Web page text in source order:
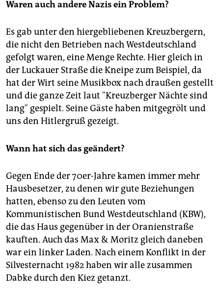
Waren auch andere Nazis ein Problem?
Es gab unter den hiergebliebenen Kreuzbergern,
die nicht den Betrieben nach Westdeutschland
gefolgt waren, eine Menge Rechte. Hier gleich in
der Luckauer Straße die Kneipe zum Beispiel, da
hat der Wirt seine Musikbox nach draußen gestellt
und die ganze Zeit laut "Kreuzberger Nächte sind
lang" gespielt. Seine Gäste haben mitgegrölt und
uns den Hitlergruß gezeigt.
Wann hat sich das geändert?
Gegen Ende der 70er-Jahre kamen immer mehr
Hausbesetzer, zu denen wir gute Beziehungen
hatten, ebenso zu den Leuten vom
Kommunistischen Bund Westdeutschland (KBW),
die das Haus gegenüber in der Oranienstraße
kauften. Auch das Max & Moritz gleich daneben
war ein linker Laden. Nach einem Konflikt in der
Silvesternacht 1982 haben wir alle zusammen
Dabke durch den Kiez getanzt.